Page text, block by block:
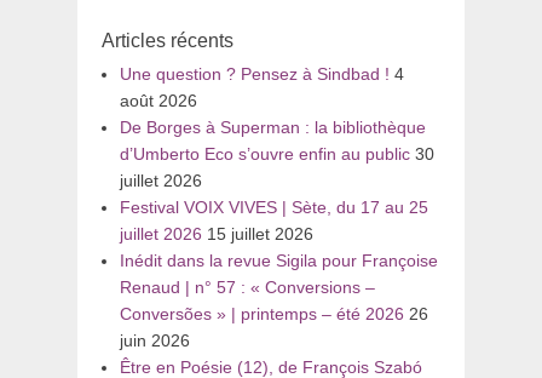
Articles récents
Une question ? Pensez à Sindbad ! 4
août 2026
De Borges à Superman : la bibliothèque
d’Umberto Eco s’ouvre enfin au public 30
juillet 2026
Festival VOIX VIVES | Sète, du 17 au 25
juillet 2026 15 juillet 2026
Inédit dans la revue Sigila pour Françoise
Renaud | n° 57 : « Conversions –
Conversões » | printemps – été 2026 26
juin 2026
Être en Poésie (12), de François Szabó